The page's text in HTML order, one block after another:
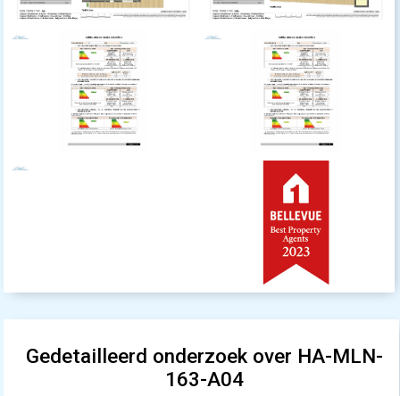
Gedetailleerd onderzoek over HA-MLN-
163-A04